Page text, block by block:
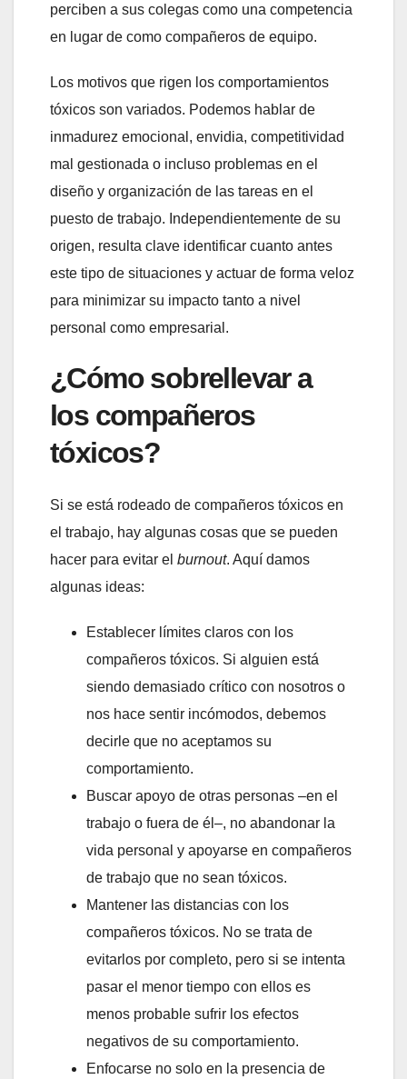
perciben a sus colegas como una competencia
en lugar de como compañeros de equipo.
Los motivos que rigen los comportamientos
tóxicos son variados. Podemos hablar de
inmadurez emocional, envidia, competitividad
mal gestionada o incluso problemas en el
diseño y organización de las tareas en el
puesto de trabajo. Independientemente de su
origen, resulta clave identificar cuanto antes
este tipo de situaciones y actuar de forma veloz
para minimizar su impacto tanto a nivel
personal como empresarial.
¿Cómo sobrellevar a
los compañeros
tóxicos?
Si se está rodeado de compañeros tóxicos en
el trabajo, hay algunas cosas que se pueden
hacer para evitar el burnout. Aquí damos
algunas ideas:
Establecer límites claros con los
compañeros tóxicos. Si alguien está
siendo demasiado crítico con nosotros o
nos hace sentir incómodos, debemos
decirle que no aceptamos su
comportamiento.
Buscar apoyo de otras personas –en el
trabajo o fuera de él–, no abandonar la
vida personal y apoyarse en compañeros
de trabajo que no sean tóxicos.
Mantener las distancias con los
compañeros tóxicos. No se trata de
evitarlos por completo, pero si se intenta
pasar el menor tiempo con ellos es
menos probable sufrir los efectos
negativos de su comportamiento.
Enfocarse no solo en la presencia de